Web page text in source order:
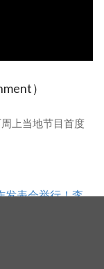
）
上当地节目首度
发表会举行！李